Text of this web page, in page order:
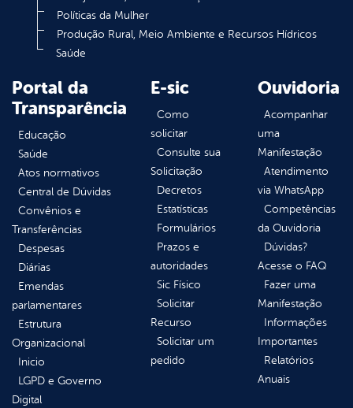
Políticas da Mulher
Produção Rural, Meio Ambiente e Recursos Hídricos
Saúde
Portal da
Transparência
Educação
Saúde
Atos normativos
Central de Dúvidas
Convênios e
Transferências
Despesas
Diárias
Emendas
parlamentares
Estrutura
Organizacional
Inicio
LGPD e Governo
Digital
E-sic
Como
solicitar
Consulte sua
Solicitação
Decretos
Estatísticas
Formulários
Prazos e
autoridades
Sic Físico
Solicitar
Recurso
Solicitar um
pedido
Ouvidoria
Acompanhar
uma
Manifestação
Atendimento
via WhatsApp
Competências
da Ouvidoria
Dúvidas?
Acesse o FAQ
Fazer uma
Manifestação
Informações
Importantes
Relatórios
Anuais